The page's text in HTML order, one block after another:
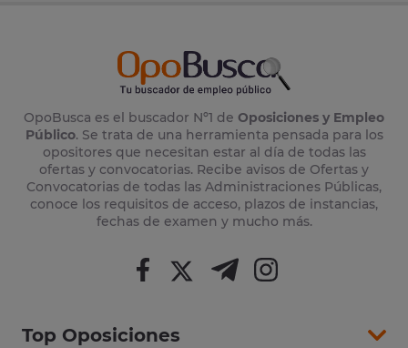
OpoBusca es el buscador Nº1 de Oposiciones y Empleo
Público. Se trata de una herramienta pensada para los
opositores que necesitan estar al día de todas las
ofertas y convocatorias. Recibe avisos de Ofertas y
Convocatorias de todas las Administraciones Públicas,
conoce los requisitos de acceso, plazos de instancias,
fechas de examen y mucho más.
Top Oposiciones